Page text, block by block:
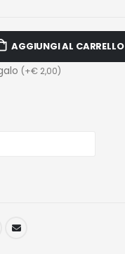
AGGIUNGI AL CARRELLO
(+€2,00)